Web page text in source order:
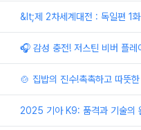
&lt;제 2차세계대전 : 독일편 1
🎧 감성 충전! 저스틴 비버 플레
🍲 집밥의 진수!촉촉하고 따뜻
2025 기아 K9: 품격과 기술의